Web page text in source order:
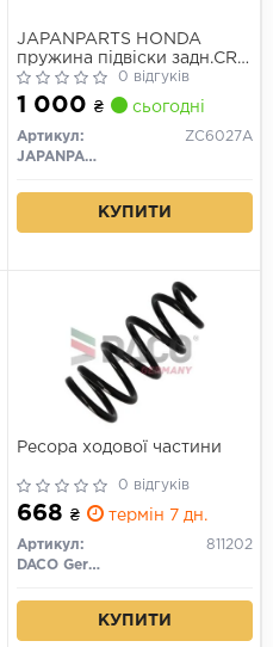
JAPANPARTS HONDA
пружина підвіски задн.CR-
V III 07-
0 відгуків
1 000 ₴ сьогодні
Артикул:
ZC6027A
JAPANPARTS
КУПИТИ
Ресора ходової частини
0 відгуків
668 ₴ термін 7 дн.
Артикул:
811202
DACO Germany
КУПИТИ